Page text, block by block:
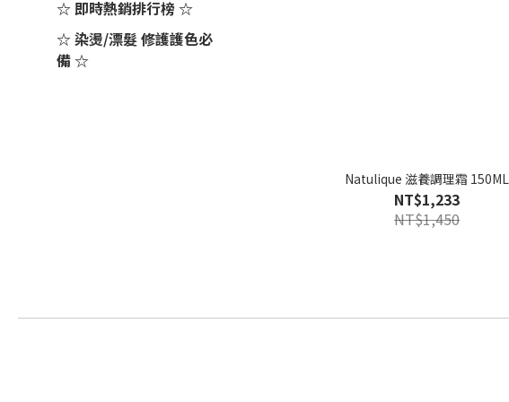
☆ 即時熱銷排行榜 ☆
☆ 染燙/漂髮 修護護色必
備 ☆
Natulique 滋養調理霜 150ML
NT$1,233
NT$1,450